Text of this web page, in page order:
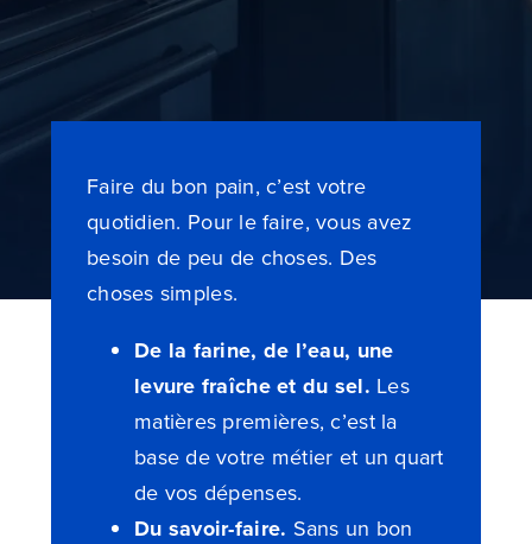
Devenir partenaire
Je compare dès maintenant
Faire du bon pain, c’est votre
quotidien. Pour le faire, vous avez
besoin de peu de choses. Des
choses simples.
De la farine, de l’eau, une
levure fraîche et du sel. Les
matières premières, c’est la
base de votre métier et un quart
de vos dépenses.
Du savoir-faire. Sans un bon